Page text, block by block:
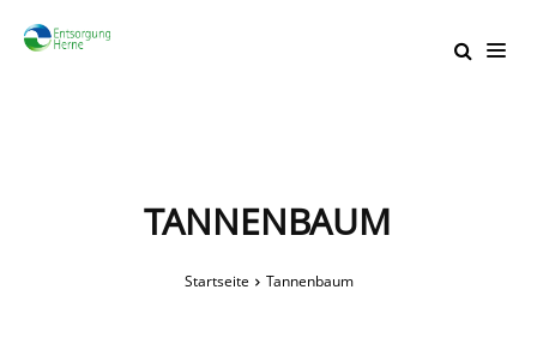
TANNENBAUM
Startseite Tannenbaum